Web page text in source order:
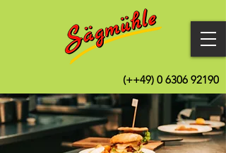
(++49) 0 6306 92190